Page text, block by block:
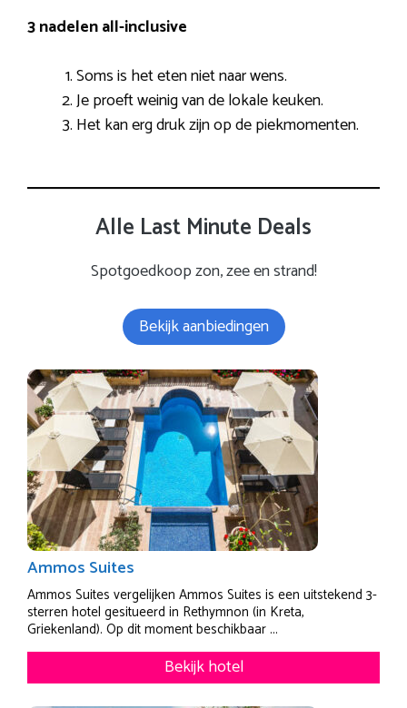
3 nadelen all-inclusive
Soms is het eten niet naar wens.
Je proeft weinig van de lokale keuken.
Het kan erg druk zijn op de piekmomenten.
Alle Last Minute Deals
Spotgoedkoop zon, zee en strand!
Bekijk aanbiedingen
Ammos Suites
Ammos Suites vergelijken Ammos Suites is een uitstekend 3-
sterren hotel gesitueerd in Rethymnon (in Kreta,
Griekenland). Op dit moment beschikbaar ...
Bekijk hotel